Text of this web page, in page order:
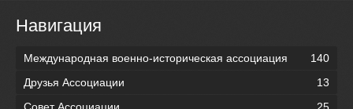
Навигация
Международная военно-историческая ассоциация
140
Друзья Ассоциации
13